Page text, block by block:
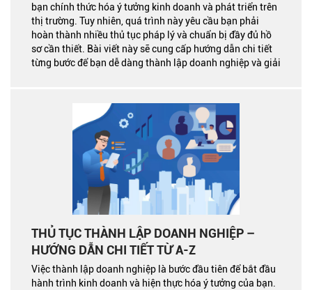
bạn chính thức hóa ý tưởng kinh doanh và phát triển trên
thị trường. Tuy nhiên, quá trình này yêu cầu bạn phải
hoàn thành nhiều thủ tục pháp lý và chuẩn bị đầy đủ hồ
sơ cần thiết. Bài viết này sẽ cung cấp hướng dẫn chi tiết
từng bước để bạn dễ dàng thành lập doanh nghiệp và giải
THỦ TỤC THÀNH LẬP DOANH NGHIỆP –
HƯỚNG DẪN CHI TIẾT TỪ A-Z
Việc thành lập doanh nghiệp là bước đầu tiên để bắt đầu
hành trình kinh doanh và hiện thực hóa ý tưởng của bạn.